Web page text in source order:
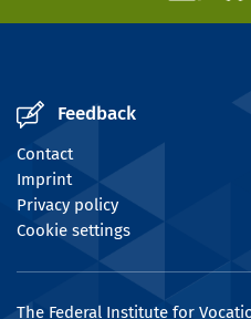
Feedback
Contact
Imprint
Privacy policy
Cookie settings
The Federal Institute for